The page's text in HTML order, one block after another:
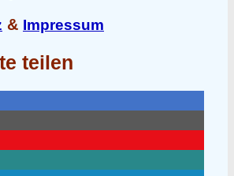
& Impressum
teilen